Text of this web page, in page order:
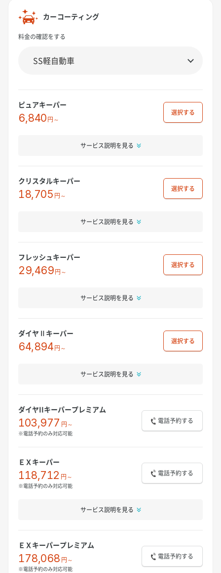
カーコーティング
料金の確認をする
ピュアキーパー
6,840円～
選択
サービス説明を見る
クリスタルキーパー
18,705 円～
選択
サービス説明を見る
フレッシュキーパー
29,469円～
選択
サービス説明を見る
ダイヤⅡキーパー
64,894円～
選択
サービス説明を見る
ダイヤIIキーパープレミアム
103,977 円～
※電話予約のみ対応可能
電話予約する
ＥＸキーパー
118,712 円～
※電話予約のみ対応可能
電話予約する
サービス説明を見る
ＥＸキーパープレミアム
178,068 円～
※電話予約のみ対応可能
電話予約する